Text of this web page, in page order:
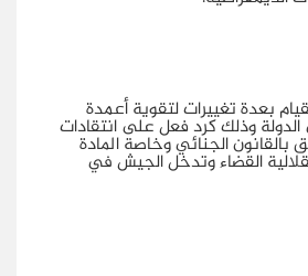
بعدة تغييرات لتقوية أعمدة
وذلك كرد فعل على انتقادات
بالقانون الجنائي وخاصة المادة
القضاء وتدخل الجيش في